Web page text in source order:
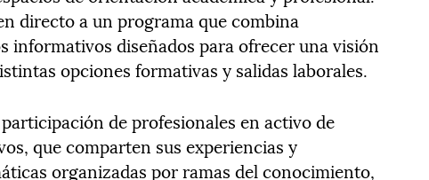
directo a un programa que combina
informativos diseñados para ofrecer una visión
opciones formativas y salidas laborales.
de profesionales en activo de
que comparten sus experiencias y
organizadas por ramas del conocimiento,